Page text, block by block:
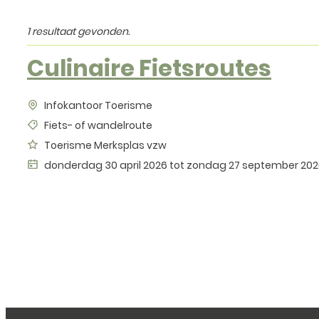
1 resultaat gevonden.
Culinaire Fietsroutes
Infokantoor Toerisme
Fiets- of wandelroute
Toerisme Merksplas vzw
donderdag 30 april 2026 tot zondag 27 september